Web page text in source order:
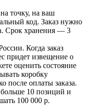
точку, на ваш
код. Заказ нужно
Срок хранения — 3
Когда заказ
придет извещение о
оценить состояние
коробку
после оплаты заказа.
10 позиций и
100 000 р.